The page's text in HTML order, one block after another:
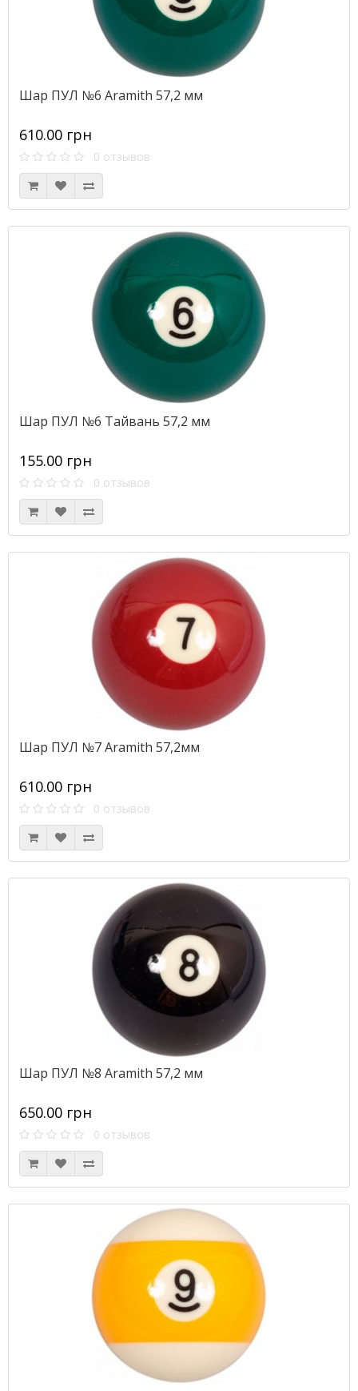
Шар ПУЛ №6 Aramith 57,2 мм
610.00 грн
0 отзывов
Шар ПУЛ №6 Тайвань 57,2 мм
155.00 грн
0 отзывов
Шар ПУЛ №7 Aramith 57,2мм
610.00 грн
0 отзывов
Шар ПУЛ №8 Aramith 57,2 мм
650.00 грн
0 отзывов